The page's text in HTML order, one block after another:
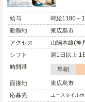
給与
時給1180～
勤務地
東広島市
アクセス
山陽本線(神
シフト
週1日以上 1
時間帯
早朝
面接地
東広島市
応募先
ユースタイル